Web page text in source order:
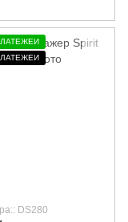
DS280